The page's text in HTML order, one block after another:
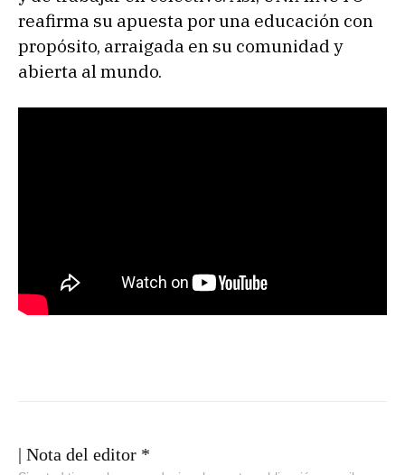
reafirma su apuesta por una educación con
propósito, arraigada en su comunidad y
abierta al mundo.
| Nota del editor *